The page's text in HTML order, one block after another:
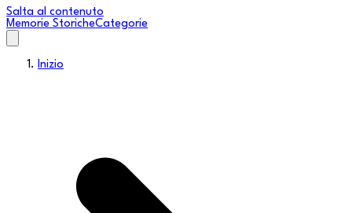
Salta al contenuto
Memorie StoricheCategorie
Inizio